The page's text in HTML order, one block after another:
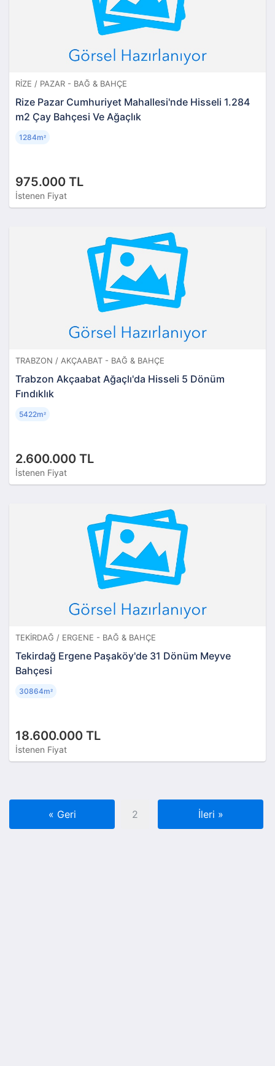
RIZE / PAZAR - BAĞ & BAHÇE
Rize Pazar Cumhuriyet Mahallesi'nde Hisseli 1.284
m2 Çay Bahçesi Ve Ağaçlık
975.000 TL
İstenen Fiyat
1284m²
TRABZON / AKÇAABAT - BAĞ & BAHÇE
Trabzon Akçaabat Ağaçlı'da Hisseli 5 Dönüm
Fındıklık
2.600.000 TL
İstenen Fiyat
5422m²
TEKIRDAĞ / ERGENE - BAĞ & BAHÇE
Tekirdağ Ergene Paşaköy'de 31 Dönüm Meyve
Bahçesi
18.600.000 TL
İstenen Fiyat
30864m²
« Geri 2 İleri »